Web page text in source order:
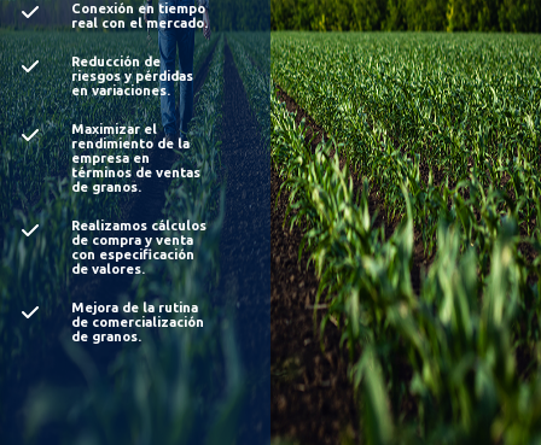
Conexión en tiempo
real con el mercado.
Reducción de
riesgos y pérdidas
en variaciones.
Maximizar el
rendimiento de la
empresa en
términos de ventas
de granos.
Realizamos cálculos
de compra y venta
con especificación
de valores.
Mejora de la rutina
de comercialización
de granos.